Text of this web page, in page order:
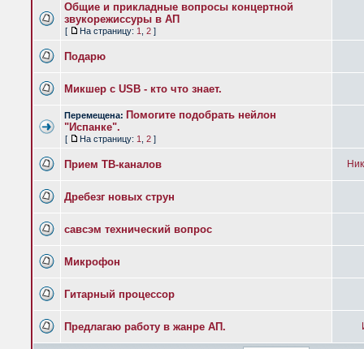
Общие и прикладные вопросы концертной
звукорежиссуры в АП
[ На страницу: 1 2 ]
Подарю
Микшер с USB - кто что знает.
Перемещена: Помогите подобрать нейлон
"Испанке".
[ На страницу: 1 2 ]
Прием ТВ-каналов
Дребезг новых струн
савсэм технический вопрос
Микрофон
Гитарный процессор
Предлагаю работу в жанре АП.